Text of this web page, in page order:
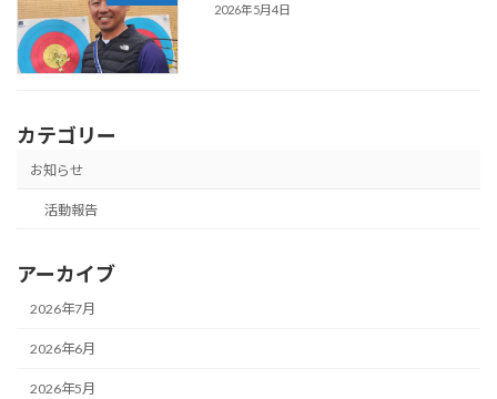
2026年5月4日
カテゴリー
お知らせ
活動報告
アーカイブ
2026年7月
2026年6月
2026年5月